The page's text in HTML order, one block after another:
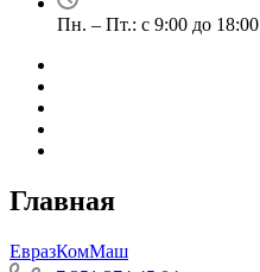
Пн. – Пт.: с 9:00 до 18:00
Главная
ЕвразКомМаш